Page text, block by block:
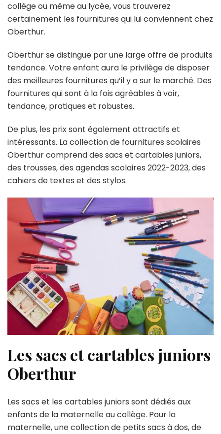
collège ou même au lycée, vous trouverez
certainement les fournitures qui lui conviennent chez
Oberthur.
Oberthur se distingue par une large offre de produits
tendance. Votre enfant aura le privilège de disposer
des meilleures fournitures qu’il y a sur le marché. Des
fournitures qui sont à la fois agréables à voir,
tendance, pratiques et robustes.
De plus, les prix sont également attractifs et
intéressants. La collection de fournitures scolaires
Oberthur comprend des sacs et cartables juniors,
des trousses, des agendas scolaires 2022-2023, des
cahiers de textes et des stylos.
Les sacs et cartables juniors
Oberthur
Les sacs et les cartables juniors sont dédiés aux
enfants de la maternelle au collège. Pour la
maternelle, une collection de petits sacs à dos, de